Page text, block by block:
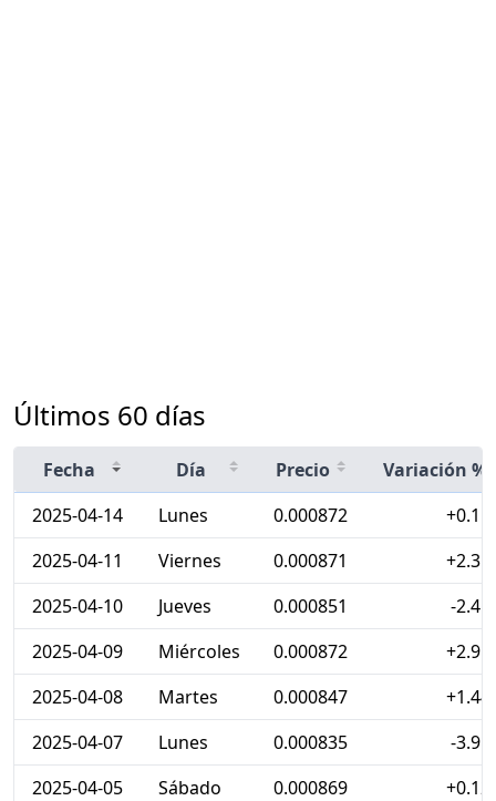
Últimos 60 días
Fecha Día Precio
Variación %
2025-04-14
Lunes 0.000872
2025-04-11
Viernes 0.000871
2025-04-10
Jueves 0.000851
-
2025-04-09
Miércoles 0.000872
2025-04-08
Martes 0.000847
2025-04-07
Lunes 0.000835
-
2025-04-05
Sábado 0.000869